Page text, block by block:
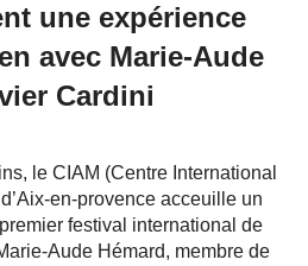
une expérience
avec Marie-Aude
Cardini
le CIAM (Centre International
en-provence acceuille un
festival international de
Aude Hémard, membre de